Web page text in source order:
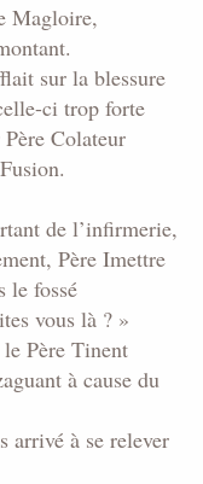
Magloire,
sur la blessure
ci trop forte
Colateur
de l’infirmerie,
Père Imettre
le fossé
vous là ? »
Père Tinent
à cause du
arrivé à se relever